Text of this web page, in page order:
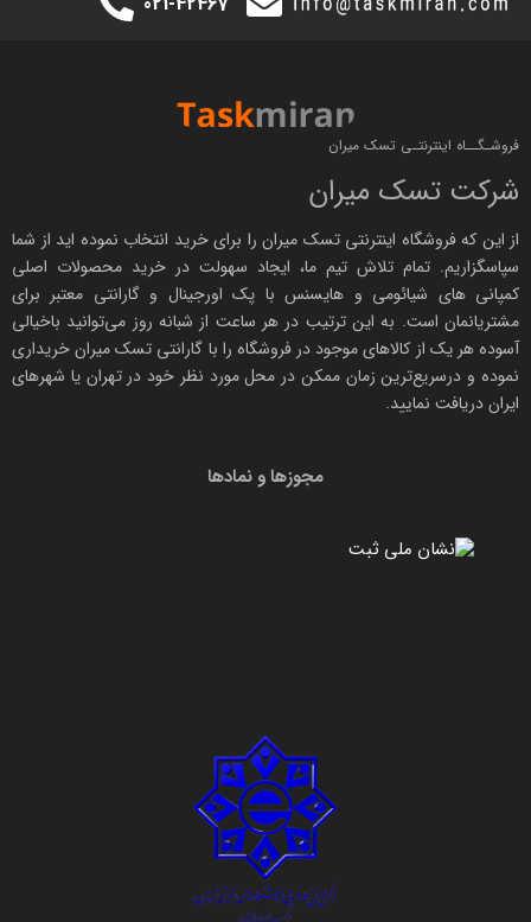
لیست قیمت گوشی شیائومی
با وجود آن‌که کاربرد گوشی برای مخاطب بسیار مهم است، ولیکن
گوشی‌های دیگر هستند. برای دانستن آن‌که گوشی شیائومی قیمت
مراجعه کنید. با کلیک بر این لیست علاوه‌بر
گوشی شیائومی کیفیتی برتر
شرکت شیائومی یکی از شرکت‌های تولید محصولات الکترونیکی
است که با عرضه‌ی بهترین‌ها، رکوردهای جهانی فروش و صنعت به
دست آورده است. این شرکت با تولید محصولاتی چون انواع
فروشـگــاه اینترنتـی تسک میران
شرکت تسک میران
از این که فروشگاه اینترنتیتسک میران را برای خرید انتخاب نموده اید از شما
سپاسگزاریم. تمام تلاش تیم ما، ایجاد سهولت در خرید محصولات اصلی
کمپانی های شیائومی و هایسنس با پک اورجینال وگارانتی معتبر برای
مشتریانمان است. به این ترتیب در هر ساعت از شبانه روز می‌توانید باخیالی
آسوده هر یک از کالاهای موجود در فروشگاه را با گارانتی تسک میرانخریداری
نموده و درسریع‌ترین زمان ممکن در محل مورد نظر خود در تهران یا شهرهای
ایران دریافت نمایید.
مجوزها و نمادها